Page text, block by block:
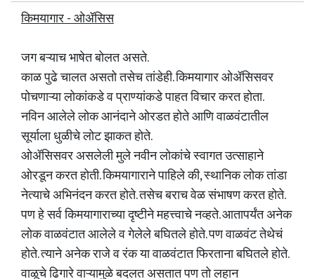
किमयागार - ओॲसिस
जग बऱ्याच भाषेत बोलत असते.
काळ पुढे चालत असतो तसेच तांडेही.किमयागार ओॲसिसवर
पोचणाऱ्या लोकांकडे व प्राण्यांकडे पाहत विचार करत होता.
नविन आलेले लोक आनंदाने ओरडत होते आणि वाळवंटातील
सूर्याला धुळीचे लोट झाकत होते.
ओॲसिसवर असलेली मुले नवीन लोकांचे स्वागत उत्साहाने
ओरडून करत होती. किमयागाराने पाहिले की, स्थानिक लोक तांडा
नेत्याचे अभिनंदन करत होते. तसेच बराच वेळ संभाषण करत होते.
पण हे सर्व किमयागाराच्या दृष्टीने महत्त्वाचे नव्हते. आतापर्यंत अनेक
लोक वाळवंटात आलेले व गेलेले बघितले होते. पण वाळवंट तेथेचं
होते. त्याने अनेक राजे व रंक या वाळवंटात फिरताना बघितले होते.
वाळूचे ढिगारे वाऱ्यामुळे बदलत असतात पण तो लहान